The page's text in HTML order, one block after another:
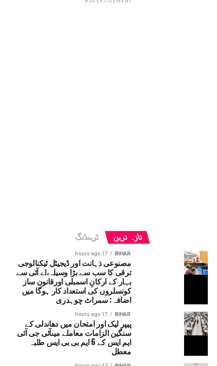
ADVERTISEMENT
تازہ ترین ٹرینڈنگ
BIHAR
17 hours ago
مصنوعی ذہانت اور ڈیجیٹل ٹیکنالوجی
ترقی کا سب سے بڑا وسیلہ،اے آئی سے
بہار کے ارکانِ اسمبلی اورقانون ساز
کونسلروں کی استعداد کار ہوگا میں
اضافہ: سمراٹ چوہدری
BIHAR
17 hours ago
پیپر لیک اور امتحان میں دھاندلی کے
سنگین الزامات معاملے میںآئی جی آئی
ایم ایس کے 6 ایم بی بی ایس طلبہ
معطل